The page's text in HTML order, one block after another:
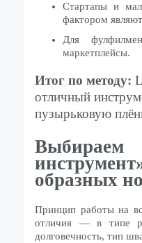
Стартапы и
фактором
Для
маркетплейсы.
Итог по методу:
отличный
пузырьковую
образных
Принцип работы на
отличия — в типе
долговечность, тип